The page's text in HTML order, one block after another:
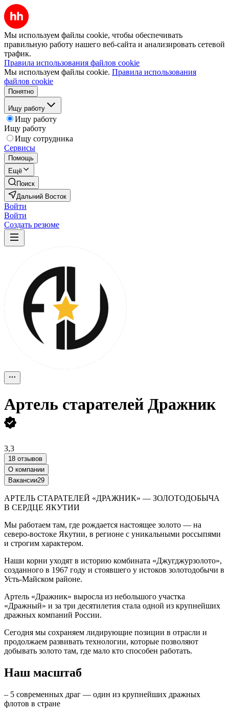
Мы используем файлы cookie, чтобы обеспечивать
правильную работу нашего веб-сайта и анализировать сетевой
трафик.
Правила использования файлов cookie
Мы используем файлы cookie. Правила использования
файлов cookie
Понятно
Ищу работу
Ищу работу
Ищу работу
Ищу сотрудника
Сервисы
Помощь
Ещё
Поиск
Дальний Восток
Войти
Войти
Создать резюме
Артель старателей Дражник
3,3
18 отзывов
О компании
Вакансии29
АРТЕЛЬ СТАРАТЕЛЕЙ «ДРАЖНИК» — ЗОЛОТОДОБЫЧА
В СЕРДЦЕ ЯКУТИИ
Мы работаем там, где рождается настоящее золото — на
северо-востоке Якутии, в регионе с уникальными россыпями
и строгим характером.
Наши корни уходят в историю комбината «Джугджурзолото»,
созданного в 1967 году и стоявшего у истоков золотодобычи в
Усть-Майском районе.
Артель «Дражник» выросла из небольшого участка
«Дражный» и за три десятилетия стала одной из крупнейших
дражных компаний России.
Сегодня мы сохраняем лидирующие позиции в отрасли и
продолжаем развивать технологии, которые позволяют
добывать золото там, где мало кто способен работать.
Наш масштаб
– 5 современных драг — один из крупнейших дражных
флотов в стране